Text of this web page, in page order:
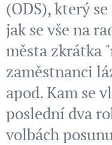
(ODS), který
jak se vše na
města zkrátka
zaměstnanci
apod. Kam se
poslední dva
volbách